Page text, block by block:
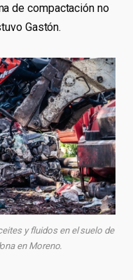
de compactación no
Gastón.
y fluidos en el suelo de
en Moreno.